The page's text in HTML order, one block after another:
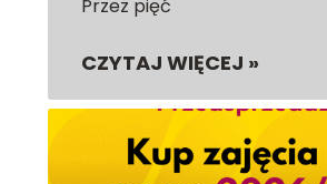
Przez pięć
CZYTAJ WIĘCEJ »